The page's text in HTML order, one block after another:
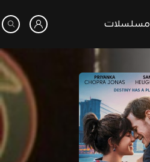
مسلسلات